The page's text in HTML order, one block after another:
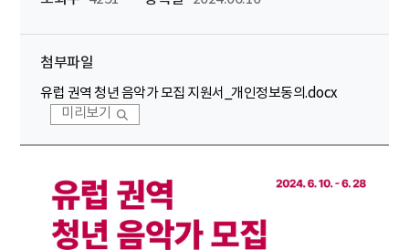
첨부파일
유럽 권역 청년 음악가 모집 지원서_개인정보동의.docx
미리보기